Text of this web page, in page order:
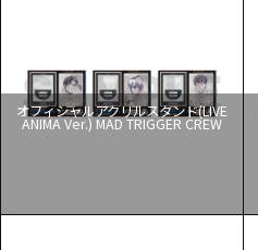
オフィシャルアクリルスタンド(LIVE
ANIMA Ver.) MAD TRIGGER CREW